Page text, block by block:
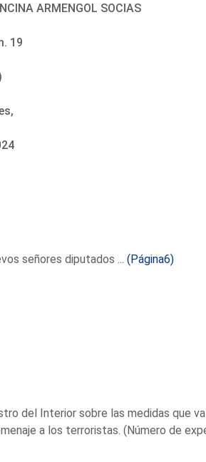
ARMENGOL SOCIAS
19
señores diputados ... (Página6)
del Interior sobre las medidas que
a los terroristas. (Número de